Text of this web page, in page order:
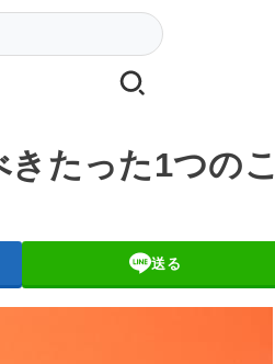
たった1つのこ
送る